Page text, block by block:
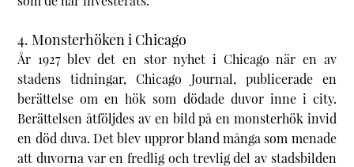
4. Monsterhöken i Chicago
År 1927 blev det en stor nyhet i Chicago när en av
stadens tidningar,Chicago Journal, publicerade en
berättelse om en hök som dödade duvor inne i city.
Berättelsen åtföljdes av en bild på en monsterhök invid
en död duva. Det blev uppror bland många som menade
att duvorna var en fredlig och trevlig del av stadsbilden